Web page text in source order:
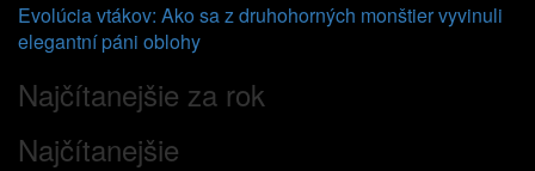
Evolúcia vtákov: Ako sa z druhohorných monštier vyvinuli
elegantní páni oblohy
Najčítanejšie za rok
Najčítanejšie